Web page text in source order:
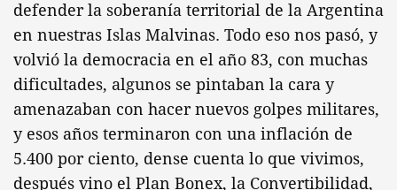
defender la soberanía territorial de la Argentina
en nuestras Islas Malvinas. Todo eso nos pasó, y
volvió la democracia en el año 83, con muchas
dificultades, algunos se pintaban la cara y
amenazaban con hacer nuevos golpes militares,
y esos años terminaron con una inflación de
5.400 por ciento, dense cuenta lo que vivimos,
después vino el Plan Bonex, la Convertibilidad,